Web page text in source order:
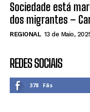
Sociedade está
dos migrantes –
REGIONAL 13 de Maio,
REDES SOCIAIS
378 Fãs